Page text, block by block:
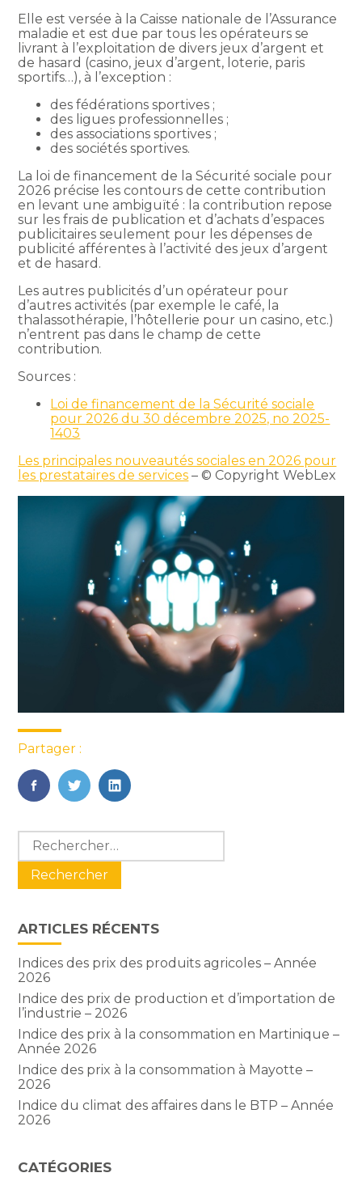
Elle est versée à la Caisse nationale de l’Assurance
maladie et est due par tous les opérateurs se
livrant à l’exploitation de divers jeux d’argent et
de hasard (casino, jeux d’argent, loterie, paris
sportifs…), à l’exception :
des fédérations sportives ;
des ligues professionnelles ;
des associations sportives ;
des sociétés sportives.
La loi de financement de la Sécurité sociale pour
2026 précise les contours de cette contribution
en levant une ambiguïté : la contribution repose
sur les frais de publication et d’achats d’espaces
publicitaires seulement pour les dépenses de
publicité afférentes à l’activité des jeux d’argent
et de hasard.
Les autres publicités d’un opérateur pour
d’autres activités (par exemple le café, la
thalassothérapie, l’hôtellerie pour un casino, etc.)
n’entrent pas dans le champ de cette
contribution.
Sources :
Loi de financement de la Sécurité sociale
pour 2026 du 30 décembre 2025, no 2025-
1403
Les principales nouveautés sociales en 2026 pour
les prestataires de services – © Copyright WebLex
Partager :
FaceBook
TwitterLinkedIn
Blog
sidebar
Rechercher :
ARTICLES RÉCENTS
Indices des prix des produits agricoles – Année
2026
Indice des prix de production et d’importation de
l’industrie – 2026
Indice des prix à la consommation en Martinique –
Année 2026
Indice des prix à la consommation à Mayotte –
2026
Indice du climat des affaires dans le BTP – Année
2026
CATÉGORIES